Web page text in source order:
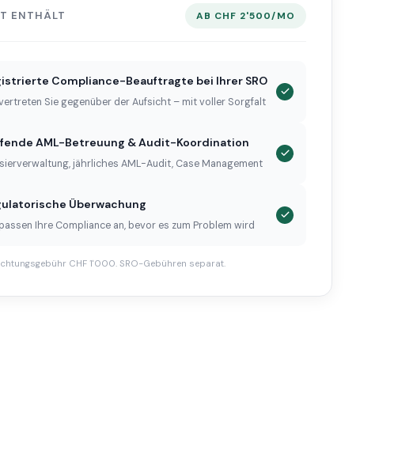
ENTHÄLT AB CHF 2'500/MO
Compliance-Beauftragte bei Ihrer SRO
Sie gegenüber der Aufsicht – mit voller Sorgfalt
AML-Betreuung & Audit-Koordination
jährliches AML-Audit, Case Management
Überwachung
Ihre Compliance an, bevor es zum Problem wird
CHF 1'000. SRO-Gebühren separat.